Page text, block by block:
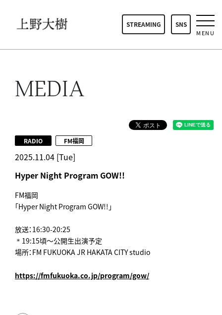
MENU
STREAMING SNS
MEDIA
2025.11.04 [Tue]
RADIO FM福岡
Hyper Night Program GOW!!
FM福岡
「Hyper Night Program GOW!! 」
放送：16:30-20:25
＊ 19:15頃～公開生出演予定
場所：FM FUKUOKA JR HAKATA CITY studio
https://fmfukuoka.co.jp/program/gow/